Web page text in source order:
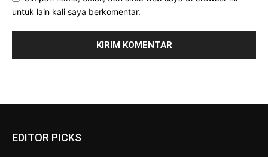
untuk lain kali saya berkomentar.
EDITOR PICKS